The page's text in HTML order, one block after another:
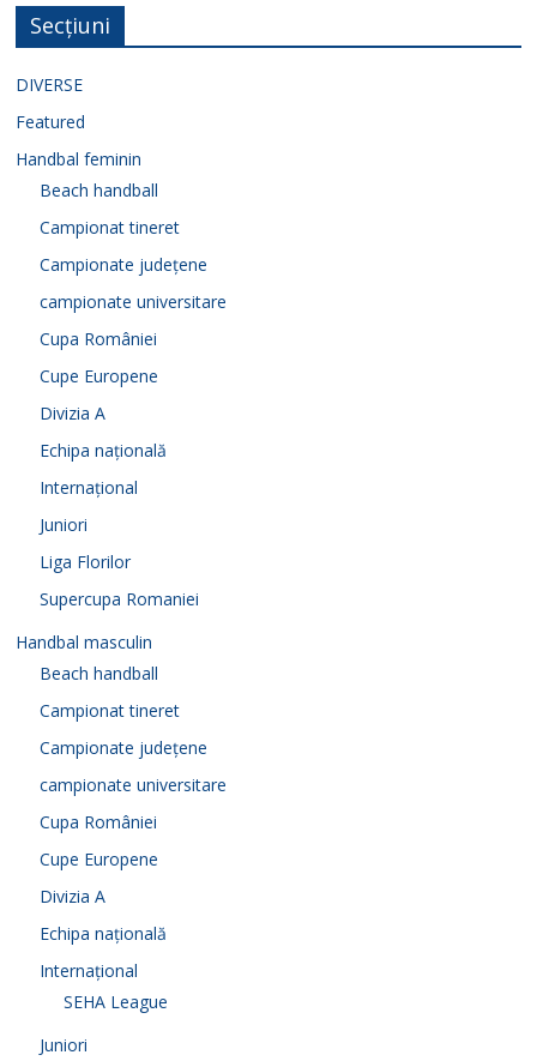
Secțiuni
DIVERSE
Featured
Handbal feminin
Beach handball
Campionat tineret
Campionate județene
campionate universitare
Cupa României
Cupe Europene
Divizia A
Echipa națională
Internațional
Juniori
Liga Florilor
Supercupa Romaniei
Handbal masculin
Beach handball
Campionat tineret
Campionate județene
campionate universitare
Cupa României
Cupe Europene
Divizia A
Echipa națională
Internațional
SEHA League
Juniori